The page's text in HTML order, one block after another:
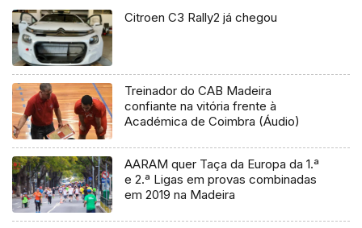
Citroen C3 Rally2 já chegou
Treinador do CAB Madeira
confiante na vitória frente à
Académica de Coimbra (Áudio)
AARAM quer Taça da Europa da 1.ª
e 2.ª Ligas em provas combinadas
em 2019 na Madeira